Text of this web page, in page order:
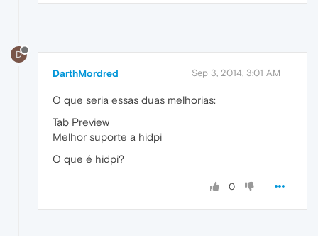
D
DarthMordred Sep 3, 2014, 3:01 AM
O que seria essas duas melhorias:
Tab Preview
Melhor suporte a hidpi
O que é hidpi?
0